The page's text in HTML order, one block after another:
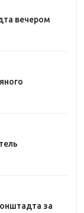
вечером
за